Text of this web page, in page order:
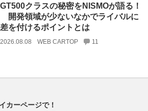
GT500クラスの秘密をNISMOが語る！
開発領域が少ないなかでライバルに
差を付けるポイントとは
2026.08.08 WEB CARTOP 11
カーページで！